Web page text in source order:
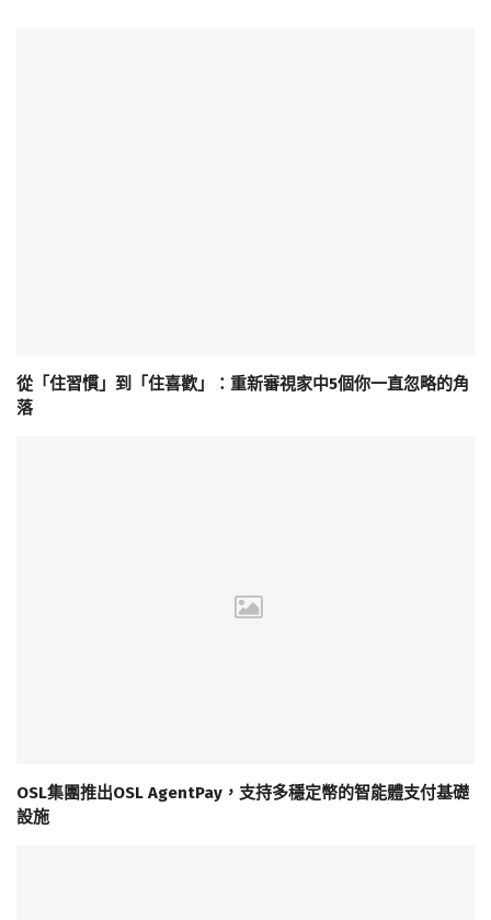
從「住習慣」到「住喜歡」：重新審視家中5個你一直忽略的角
落
OSL集團推出OSL AgentPay，支持多穩定幣的智能體支付基礎
設施